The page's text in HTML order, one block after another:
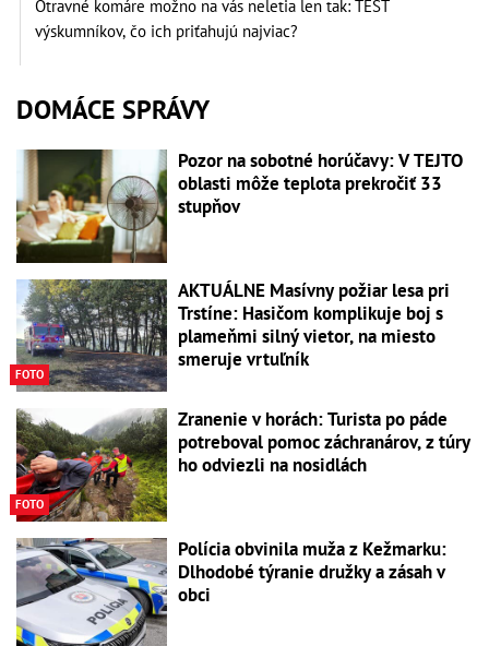
Otravné komáre možno na vás neletia len tak: TEST
výskumníkov, čo ich priťahujú najviac?
DOMÁCE SPRÁVY
Pozor na sobotné horúčavy: V TEJTO
oblasti môže teplota prekročiť 33
stupňov
FOTO
AKTUÁLNE Masívny požiar lesa pri
Trstíne: Hasičom komplikuje boj s
plameňmi silný vietor, na miesto
smeruje vrtuľník
FOTO
Zranenie v horách: Turista po páde
potreboval pomoc záchranárov, z túry
ho odviezli na nosidlách
Polícia obvinila muža z Kežmarku:
Dlhodobé týranie družky a zásah v
obci